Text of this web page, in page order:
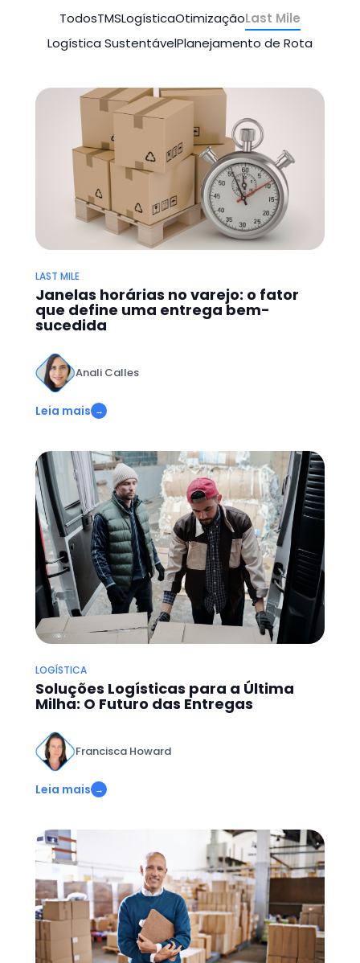
TodosTMSLogísticaOtimizaçãoLast Mile
Logística SustentávelPlanejamento de Rota
LAST MILE
Janelas horárias no varejo: o fator
que define uma entrega bem-
sucedida
Anali Calles
Leia mais →
LOGÍSTICA
Soluções Logísticas para a Última
Milha: O Futuro das Entregas
Francisca Howard
Leia mais →